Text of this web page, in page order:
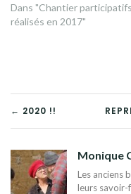
Dans "Chantier participatifs
réalisés en 2017"
DE
L’ARTICLE
← 2020 !!
Monique
Les anciens
leurs